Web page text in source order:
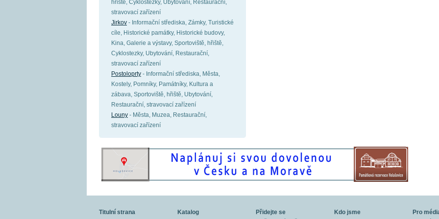
hřiště, Cyklostezky, Ubytování, Restaurační,
stravovací zařízení
Jirkov - Informační střediska, Zámky, Turistické
cíle, Historické památky, Historické budovy,
Kina, Galerie a výstavy, Sportoviště, hřiště,
Cyklostezky, Ubytování, Restaurační,
stravovací zařízení
Postoloprty - Informační střediska, Města,
Kostely, Pomníky, Památníky, Kultura a
zábava, Sportoviště, hřiště, Ubytování,
Restaurační, stravovací zařízení
Louny - Města, Muzea, Restaurační,
stravovací zařízení
Titulní strana Katalog Přidejte se Kdo jsme Pro